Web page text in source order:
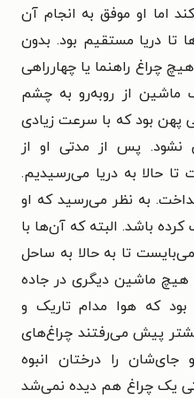
اما او موفق به انجام آن
تا دریا مستقیم بود. بدون
چراغ راهنما یا چهارراهی
از روبه‌رو به چشم
پهن بود که با سرعت زیادی
نشود. پس از مدتی او از
حالا به دریا می‌رسیدیم.
به نظر می‌رسید که او
باشد. البته که آن‌ها با
تا به حالا به ساحل
هیچ ماشین دیگری در جاده
بود که هوا مدام تاریک و
پیش می‌رفتند چراغ‌های
جای‌شان را درختان انبوه
یک چراغ هم دیده نمی‌شد